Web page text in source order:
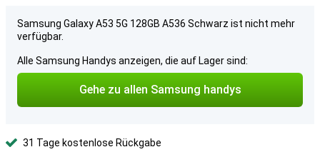
Samsung Galaxy A53 5G 128GB A536 Schwarz ist nicht mehr
verfügbar.
Alle Samsung Handys anzeigen, die auf Lager sind:
Gehe zu allen Samsung handys
31 Tage kostenlose Rückgabe